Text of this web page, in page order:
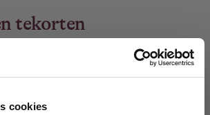
cookies
tekorten
kan leiden tot verstoorde
merkbaar in de lever [1]. Wanneer
HCl. Betaïne HCl wordt puur